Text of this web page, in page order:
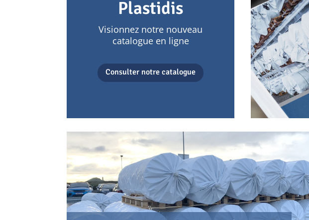
Plastidis
Visionnez notre nouveau
catalogue en ligne
Consulter notre catalogue